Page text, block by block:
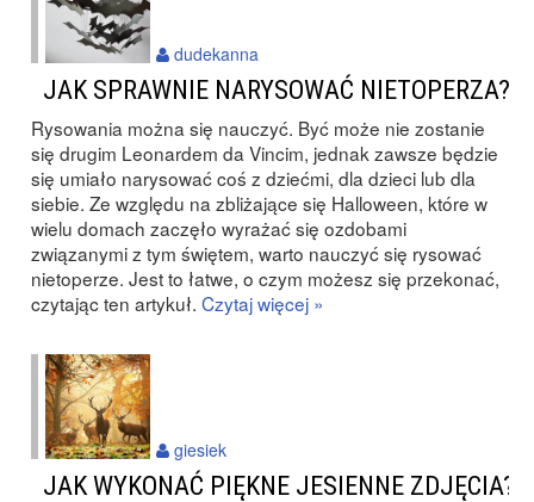
JAK SPRAWNIE NARYSOWAĆ NIETOPERZA?
Rysowania można się nauczyć. Być może nie zostanie
się drugim Leonardem da Vincim, jednak zawsze będzie
się umiało narysować coś z dziećmi, dla dzieci lub dla
siebie. Ze względu na zbliżające się Halloween, które w
wielu domach zaczęło wyrażać się ozdobami
związanymi z tym świętem, warto nauczyć się rysować
nietoperze. Jest to łatwe, o czym możesz się przekonać,
czytając ten artykuł. Czytaj więcej »
dudekanna
JAK WYKONAĆ PIĘKNE JESIENNE ZDJĘCIA?
giesiek